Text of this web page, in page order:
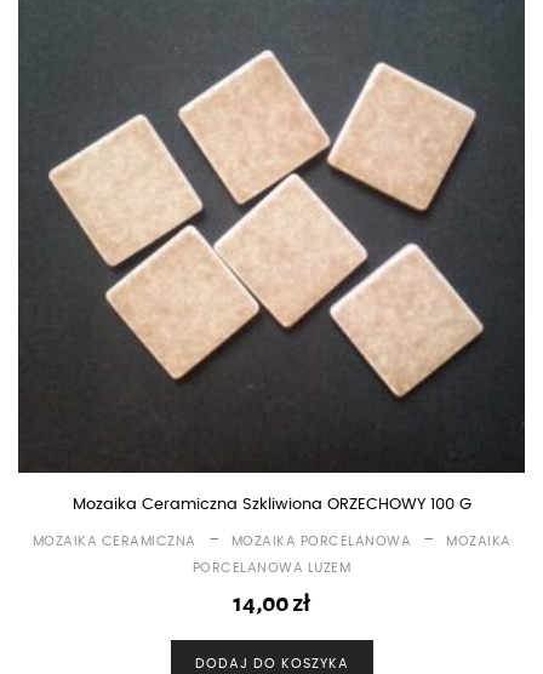
Mozaika Ceramiczna Szkliwiona ORZECHOWY 100 G
MOZAIKA CERAMICZNA - MOZAIKA PORCELANOWA -
MOZAIKA
PORCELANOWA LUZEM
14,00zł
DODAJ DO KOSZYKA